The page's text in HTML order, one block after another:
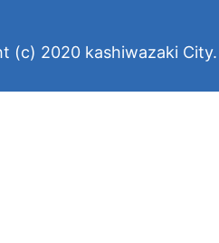
(c) 2020 kashiwazaki